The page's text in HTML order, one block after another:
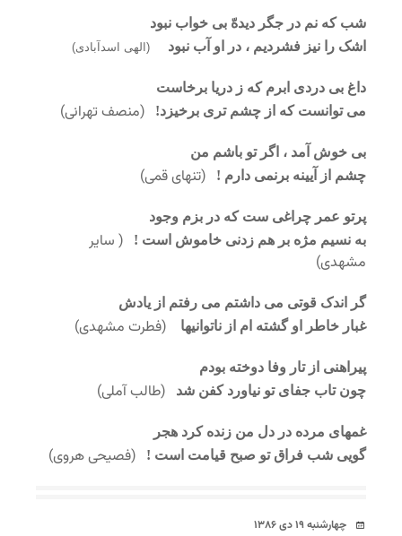
شب که نم در جگر دیدهّ بی خواب نبود
اشک را نیز فشردیم ، در او آب نبود
(الهی اسدآبادی)
داغ بی دردی ابرم که ز دریا برخاست
می توانست که از چشم تری برخیزد!
(منصف تهرانی)
بی خوش آمد ، اگر تو باشم من
چشم از آیینه برنمی دارم !
(تنهای قمی)
پرتو عمر چراغی ست که در بزم وجود
به نسیم مژه بر هم زدنی خاموش است !
( سایر
مشهدی)
گر اندک قوتی می داشتم می رفتم از یادش
غبار خاطر او گشته ام از ناتوانیها
(فطرت مشهدی)
پیراهنی از تار وفا دوخته بودم
چون تاب جفای تو نیاورد کفن شد
(طالب آملی)
غمهای مرده در دل من زنده کرد هجر
گویی شب فراق تو صبح قیامت است !
(فصیحی هروی)
تاریخ
چهارشنبه ۱۹ دی ۱۳۸۶